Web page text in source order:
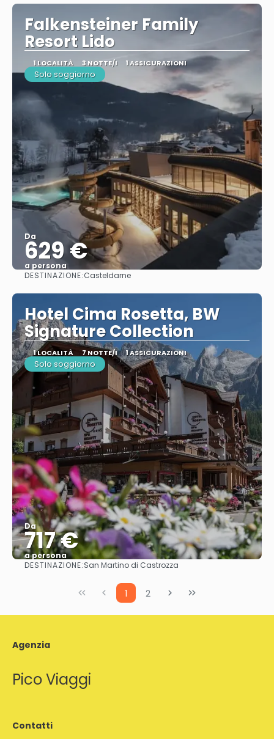
Falkensteiner Family
Resort Lido
1 LOCALITÀ 3 NOTTE/I 1 ASSICURAZIONI
Solo soggiorno
Da
629 €
a persona
Vedere
DESTINAZIONE:Casteldarne
Hotel Cima Rosetta, BW
Signature Collection
1 LOCALITÀ 7 NOTTE/I 1 ASSICURAZIONI
Solo soggiorno
Da
717 €
a persona
Vedere
DESTINAZIONE:San Martino di Castrozza
1 2
Agenzia
Pico Viaggi
Contatti